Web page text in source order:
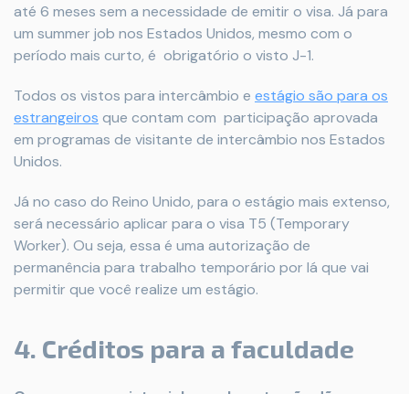
até 6 meses sem a necessidade de emitir o visa. Já para
um summer job nos Estados Unidos, mesmo com o
período mais curto, é obrigatório o visto J-1.
Todos os vistos para intercâmbio e estágio são para os
estrangeiros que contam com participação aprovada
em programas de visitante de intercâmbio nos Estados
Unidos.
Já no caso do Reino Unido, para o estágio mais extenso,
será necessário aplicar para o visa T5 (Temporary
Worker). Ou seja, essa é uma autorização de
permanência para trabalho temporário por lá que vai
permitir que você realize um estágio.
4. Créditos para a faculdade